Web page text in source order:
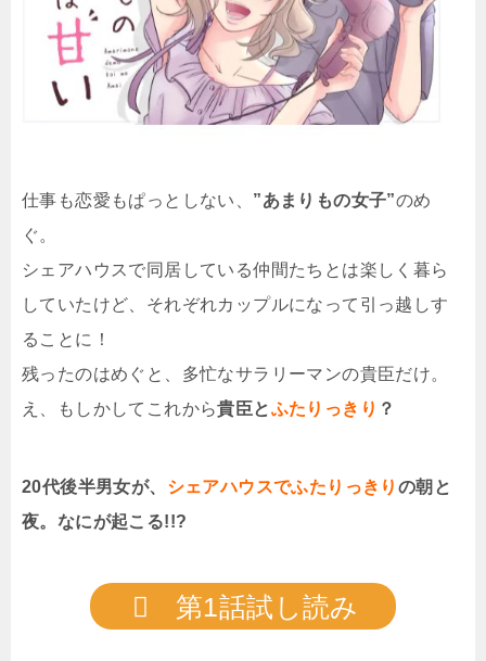
仕事も恋愛もぱっとしない、 ”あまりもの女子”のめ
ぐ。
シェアハウスで同居している仲間たちとは楽しく暮ら
していたけど、それぞれカップルになって引っ越しす
ることに！
残ったのはめぐと、多忙なサラリーマンの貴臣だけ。
え、もしかしてこれから貴臣とふたりっきり ？
20代後半男女が、 シェアハウスでふたりっきり の朝と
夜。なにが起こる!!?
第1話試し読み